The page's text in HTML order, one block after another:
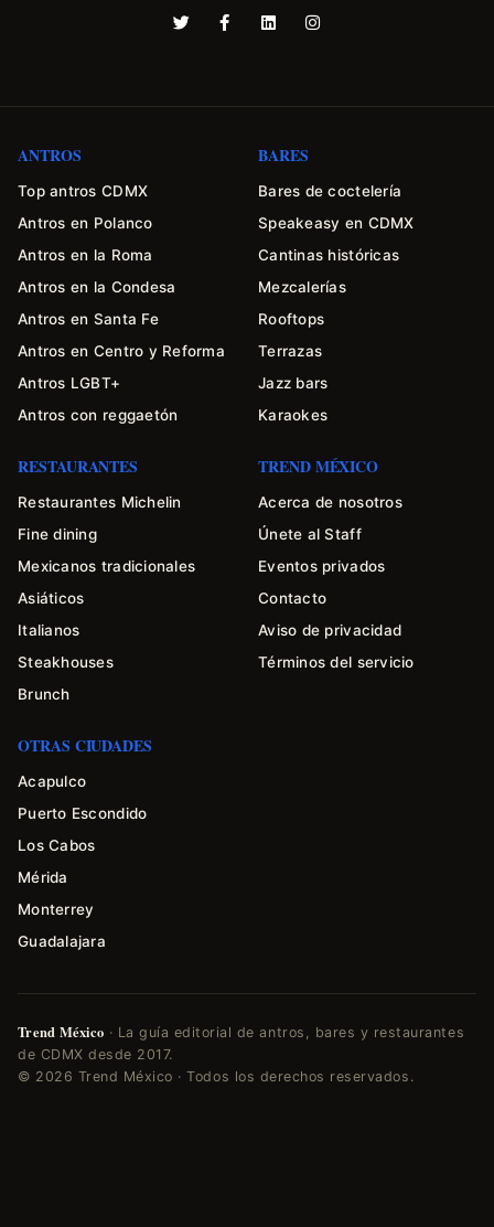
ANTROS
Top antros CDMX
Antros en Polanco
Antros en la Roma
Antros en la Condesa
Antros en Santa Fe
Antros en Centro y Reforma
Antros LGBT+
Antros con reggaetón
BARES
Bares de coctelería
Speakeasy en CDMX
Cantinas históricas
Mezcalerías
Rooftops
Terrazas
Jazz bars
Karaokes
RESTAURANTES
Restaurantes Michelin
Fine dining
Mexicanos tradicionales
Asiáticos
Italianos
Steakhouses
Brunch
TREND MÉXICO
Acerca de nosotros
Únete al Staff
Eventos privados
Contacto
Aviso de privacidad
Términos del servicio
OTRAS CIUDADES
Acapulco
Puerto Escondido
Los Cabos
Mérida
Monterrey
Guadalajara
Trend México · La guía editorial de antros, bares y restaurantes
de CDMX desde 2017.
© 2026 Trend México · Todos los derechos reservados.